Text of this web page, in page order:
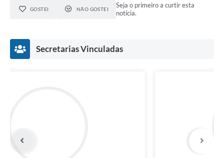
GOSTEI NÃO GOSTEI
Seja o primeiro a curtir esta
notícia.
Secretarias Vinculadas